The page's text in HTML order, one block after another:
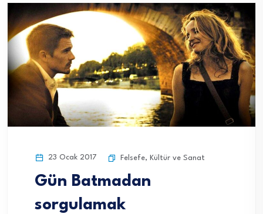
23 Ocak 2017 Felsefe, Kültür ve Sanat
Gün Batmadan
sorgulamak